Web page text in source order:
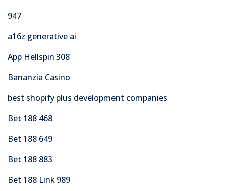
947
a16z generative ai
App Hellspin 308
Bananzia Casino
best shopify plus development companies
Bet 188 468
Bet 188 649
Bet 188 883
Bet 188 Link 989